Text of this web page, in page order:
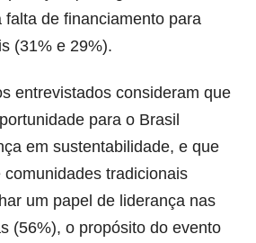
de financiamento para
(31% e 29%).
entrevistados consideram que
para o Brasil
em sustentabilidade, e que
tradicionais
um papel de liderança nas
(56%), o propósito do evento